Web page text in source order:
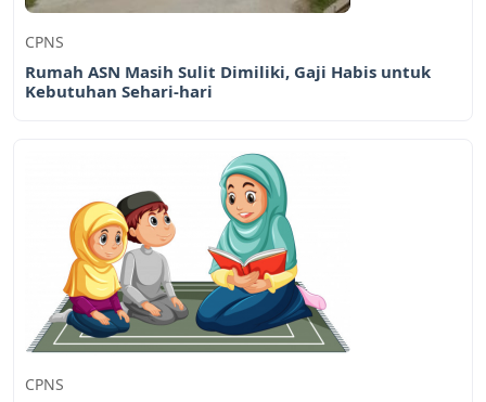
CPNS
Rumah ASN Masih Sulit Dimiliki, Gaji Habis untuk
Kebutuhan Sehari-hari
CPNS